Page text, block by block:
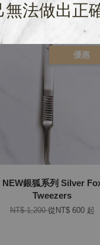
無法做出正
優惠
NEW銀狐系列 Silver
Tweezers
NT$ 1,200從 NT$ 600 起